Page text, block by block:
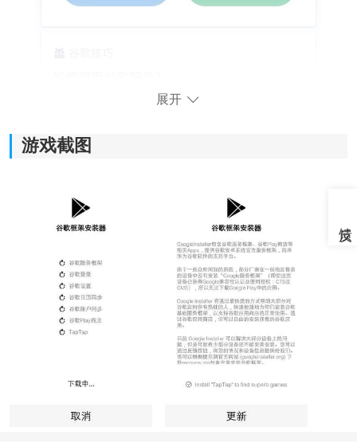
《谷歌安装器》软件特色：
1. 默认情况下不会在后台安装与谷歌安装器无关的应用
2.无需root权限，并且不会在后台安装垃圾软件；
3.提供多种安装方法，经过多种手机型号的测试，安装成
展开
游戏截图